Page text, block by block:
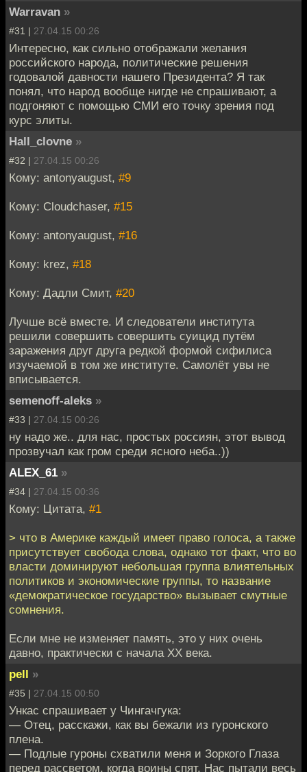
Warravan »
#31 | 27.04.15 00:26
Интересно, как сильно отображали желания
российского народа, политические решения
годовалой давности нашего Президента? Я так
понял, что народ вообще нигде не спрашивают, а
подгоняют с помощью СМИ его точку зрения под
курс элиты.
Hall_clovne »
#32 | 27.04.15 00:26
Кому: antonyaugust, #9
Кому: Cloudchaser, #15
Кому: antonyaugust, #16
Кому: krez, #18
Кому: Дадли Смит, #20
Лучше всё вместе. И следователи института
решили совершить совершить суицид путём
заражения друг друга редкой формой сифилиса
изучаемой в том же институте. Самолёт увы не
вписывается.
semenoff-aleks »
#33 | 27.04.15 00:26
ну надо же.. для нас, простых россиян, этот вывод
прозвучал как гром среди ясного неба..))
ALEX_61 »
#34 | 27.04.15 00:36
Кому: Цитата, #1
> что в Америке каждый имеет право голоса, а также
присутствует свобода слова, однако тот факт, что во
власти доминируют небольшая группа влиятельных
политиков и экономические группы, то название
«демократическое государство» вызывает смутные
сомнения.
Если мне не изменяет память, это у них очень
давно, практически с начала ХХ века.
pell »
#35 | 27.04.15 00:50
Ункас спрашивает у Чингачгука:
— Отец, расскажи, как вы бежали из гуронского
плена.
— Подлые гуроны схватили меня и Зоркого Глаза
перед рассветом, когда воины спят. Нас пытали весь